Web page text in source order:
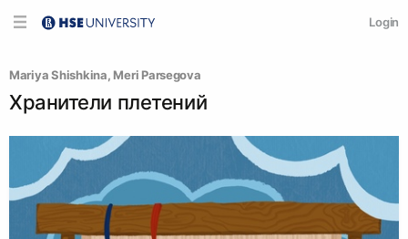
Login
Mariya Shishkina, Meri Parsegova
Хранители плетений